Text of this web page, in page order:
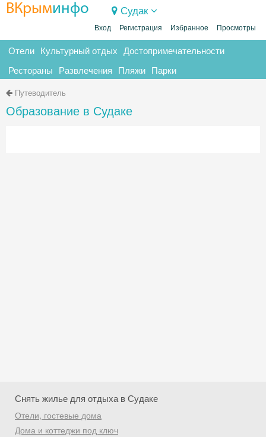
ВКрыминфо Судак
Вход Регистрация Избранное Просмотры
Отели Культурный отдых Достопримечательности
Рестораны Развлечения Пляжи Парки
Путеводитель
Образование в Судаке
Снять жилье для отдыха в Судаке
Отели, гостевые дома
Дома и коттеджи под ключ